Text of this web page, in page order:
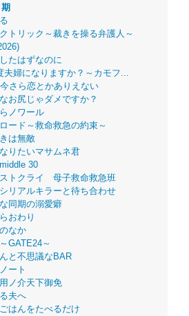
トリック～裁きを操る弁護人～
たはずなのに
夫婦になりますか？～カモフ...
さら恋とかありえない
お尻じゃダメですか？
ノワール
ード～救命救急の約束～
は無敵
りたいマサムネ君
30
トクライ 母子救命救急班
リアルキラーと待ち合わせ
同期の溺愛癖
おわり
なか
GATE24～
と不思議なBAR
ート
ノ介天下御免
夫へ
はんをたべるだけ